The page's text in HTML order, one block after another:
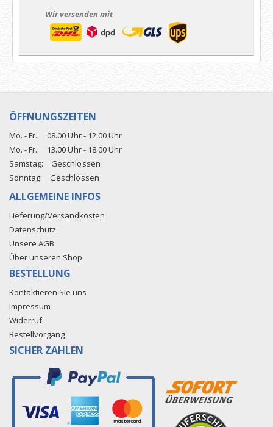
Wir versenden mit
ÖFFNUNGSZEITEN
Mo. - Fr.:
08.00 Uhr - 12.00 Uhr
Mo. - Fr.:
13.00 Uhr - 18.00 Uhr
Samstag:
Geschlossen
Sonntag:
Geschlossen
ALLGEMEINE INFOS
Lieferung/Versandkosten
Datenschutz
Unsere AGB
Über unseren Shop
BESTELLUNG
Kontaktieren Sie uns
Impressum
Widerruf
Bestellvorgang
SICHER ZAHLEN